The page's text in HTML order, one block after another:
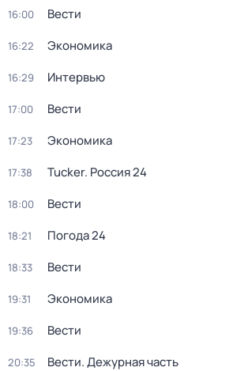
16:00 Вести
16:22 Экономика
16:29 Интервью
17:00 Вести
17:23 Экономика
17:38 Tucker. Россия 24
18:00 Вести
18:21 Погода 24
18:33 Вести
19:31 Экономика
19:36 Вести
20:35 Вести. Дежурная часть